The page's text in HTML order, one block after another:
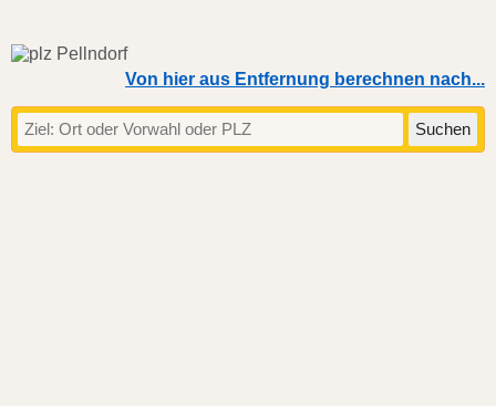
Von hier aus Entfernung berechnen nach...